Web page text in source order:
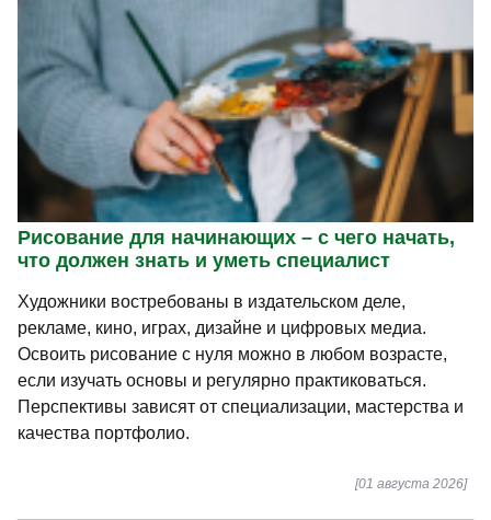
Рисование для начинающих – с чего начать,
что должен знать и уметь специалист
Художники востребованы в издательском деле,
рекламе, кино, играх, дизайне и цифровых медиа.
Освоить рисование с нуля можно в любом возрасте,
если изучать основы и регулярно практиковаться.
Перспективы зависят от специализации, мастерства и
качества портфолио.
[01 августа 2026]